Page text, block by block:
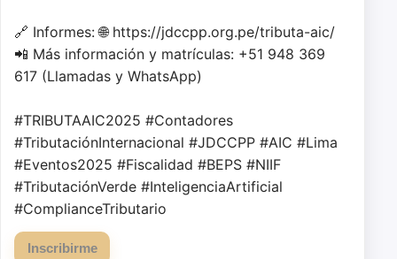
🔗 Informes: 🌐 https://jdccpp.org.pe/tributa-aic/
📲 Más información y matrículas: +51 948 369
617 (Llamadas y WhatsApp)
#TRIBUTAAIC2025 #Contadores
#TributaciónInternacional #JDCCPP #AIC #Lima
#Eventos2025 #Fiscalidad #BEPS #NIIF
#TributaciónVerde #InteligenciaArtificial
#ComplianceTributario
Inscribirme